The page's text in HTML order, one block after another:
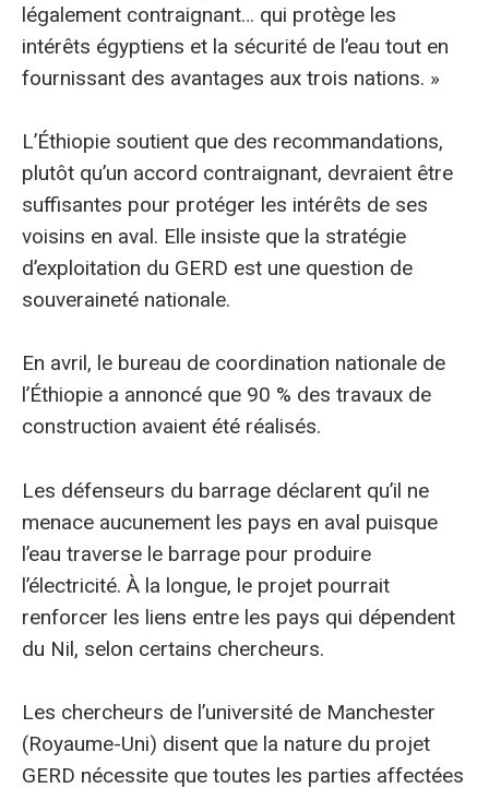
légalement contraignant… qui protège les
intérêts égyptiens et la sécurité de l’eau tout en
fournissant des avantages aux trois nations. »
L’Éthiopie soutient que des recommandations,
plutôt qu’un accord contraignant, devraient être
suffisantes pour protéger les intérêts de ses
voisins en aval. Elle insiste que la stratégie
d’exploitation du GERD est une question de
souveraineté nationale.
En avril, le bureau de coordination nationale de
l’Éthiopie a annoncé que 90 % des travaux de
construction avaient été réalisés.
Les défenseurs du barrage déclarent qu’il ne
menace aucunement les pays en aval puisque
l’eau traverse le barrage pour produire
l’électricité. À la longue, le projet pourrait
renforcer les liens entre les pays qui dépendent
du Nil, selon certains chercheurs.
Les chercheurs de l’université de Manchester
(Royaume-Uni) disent que la nature du projet
GERD nécessite que toutes les parties affectées